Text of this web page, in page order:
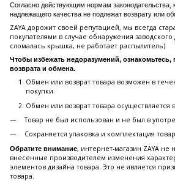
Согласно действующим нормам законодательства,
надлежащего качества не подлежат возврату или
ZAYA дорожит своей репутацией, мы всегда
покупателями в случае обнаружения
сломалась крышка, не работает распылитель).
Чтобы избежать недоразумений, ознакомьтесь,
возврата и обмена.
Обмен или возврат товара возможен в
покупки.
Обмен или возврат товара осуществляется
Товар не был использован и не был в
Сохраняется упаковка и комплектация
Обратите внимание, интернет-магазин ZAYA не
внесенные производителем изменения
элементов дизайна товара. Это не является
товара.